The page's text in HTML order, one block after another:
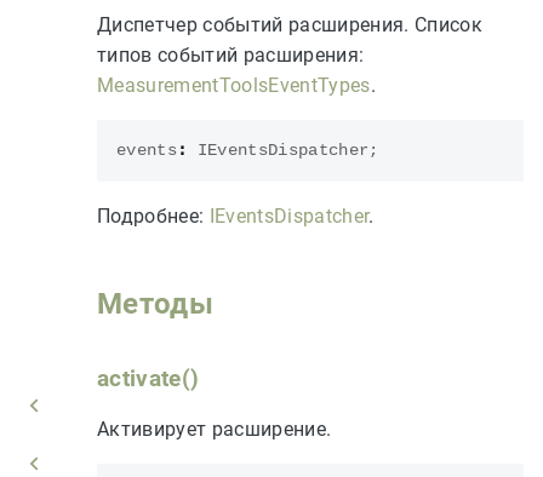
Диспетчер событий расширения. Список
типов событий расширения:
MeasurementToolsEventTypes.
events : IEventsDispatcher ;
Подробнее: IEventsDispatcher.
Методы
activate()
Активирует расширение.